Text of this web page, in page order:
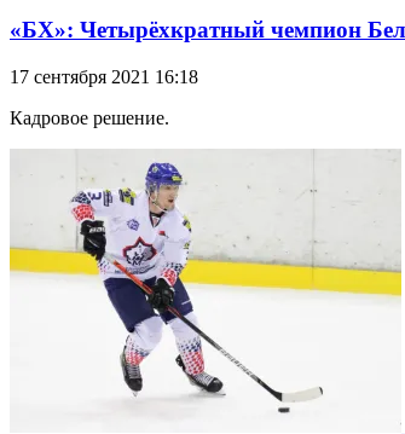
«БХ»: Четырёхкратный чемпион
17 сентября 2021 16:18
Кадровое решение.